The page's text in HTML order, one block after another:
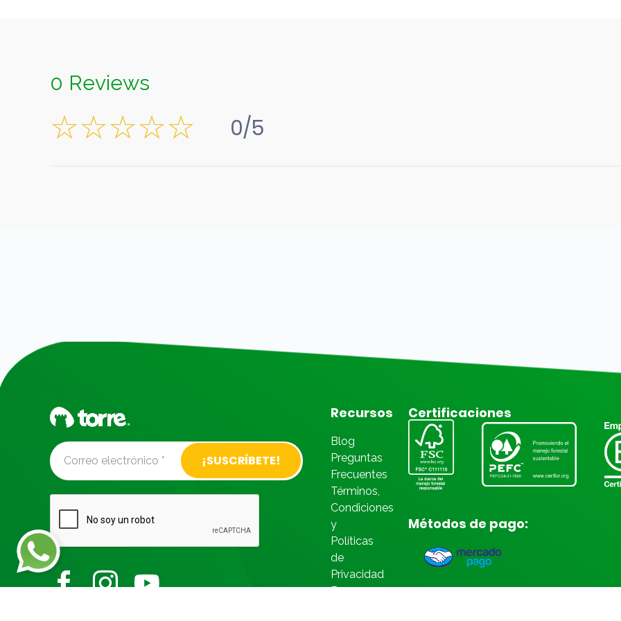
0 Reviews
0/5
Alternative:
Recursos
Blog
Preguntas
Frecuentes
Términos,
Condiciones
y
Políticas
de
Privacidad
Bases
Certificaciones
Métodos de pago: